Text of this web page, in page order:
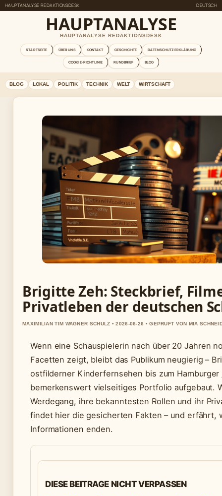
HAUPTANALYSE REDAKTIONSDESK DEUTSCH
HAUPTANALYSE
HAUPTANALYSE REDAKTIONSDESK
STARTSEITE ÜBER UNS KONTAKT GESCHICHTE DATENSCHUTZERKLÄRUNG
COOKIE-RICHTLINIE RUNDBRIEF BLOG
BLOG LOKAL POLITIK TECHNIK WELT WIRTSCHAFT
Brigitte Zeh: Steckbrief,
Privatleben der deutschen
MAXIMILIAN TIM WAGNER SCHULZ • 2026-06-26 • GEPRUFT VON MIA
Wenn eine Schauspielerin nach über 20 Jahren
Facetten zeigt, bleibt das Publikum neugierig –
ostfilderner Kinderfernsehen bis zum Hamburger
bemerkenswert vielseitiges Portfolio aufgebaut.
Werdegang, ihre bekanntesten Rollen und ihr
findet hier die gesicherten Fakten – und erfährt,
Informationen enden.
DIESE BEITRAGE NICHT VERPASSEN